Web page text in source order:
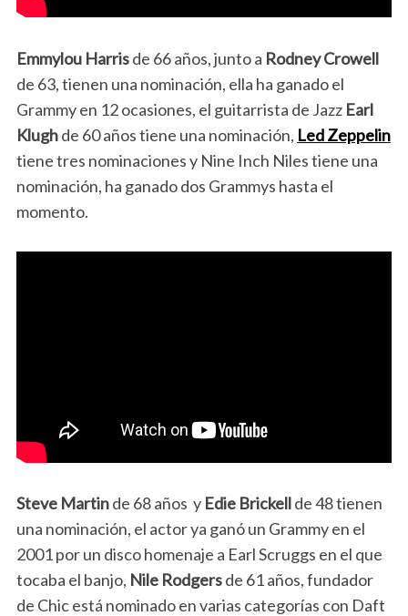
Emmylou Harrisde 66 años, junto a Rodney Crowell
de 63, tienen una nominación, ella ha ganado el
Grammy en 12 ocasiones, el guitarrista de JazzEarl
Klughde 60 años tiene una nominación, Led Zeppelin
tiene tres nominaciones y Nine Inch Niles tiene una
nominación, ha ganado dos Grammys hasta el
momento.
Steve Martinde 68 años y Edie Brickellde 48 tienen
una nominación, el actor ya ganó un Grammy en el
2001 por un disco homenaje a Earl Scruggs en el que
tocaba el banjo, Nile Rodgersde 61 años, fundador
de Chic está nominado en varias categorías con Daft